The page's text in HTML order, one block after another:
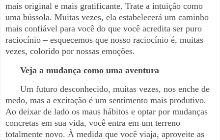
mais original e mais gratificante. Trate a intuição como
uma bússola. Muitas vezes, ela estabelecerá um caminho
mais confiável para você do que você acredita ser puro
raciocínio – esquecemos que nosso raciocínio é, muitas
vezes, colorido por nossas emoções.
Veja a mudança como uma aventura
Um futuro desconhecido, muitas vezes, nos enche de
medo, mas a excitação é um sentimento mais produtivo.
Ao deixar de lado os maus hábitos e optar por mudanças
concretas em sua vida, você entra em um terreno
totalmente novo. À medida que você viaja, aproveite as